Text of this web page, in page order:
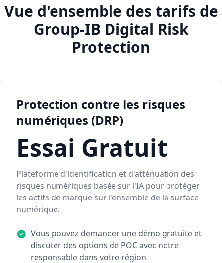
Vue d'ensemble des tarifs de
Group-IB Digital Risk
Protection
Protection contre les risques
numériques (DRP)
Essai Gratuit
Plateforme d'identification et d'atténuation des
risques numériques basée sur l'IA pour protéger
les actifs de marque sur l'ensemble de la surface
numérique.
Vous pouvez demander une démo gratuite et
discuter des options de POC avec notre
responsable dans votre région